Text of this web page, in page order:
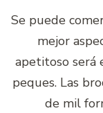
Se puede
mejor
apetitoso será
peques. Las
de mil